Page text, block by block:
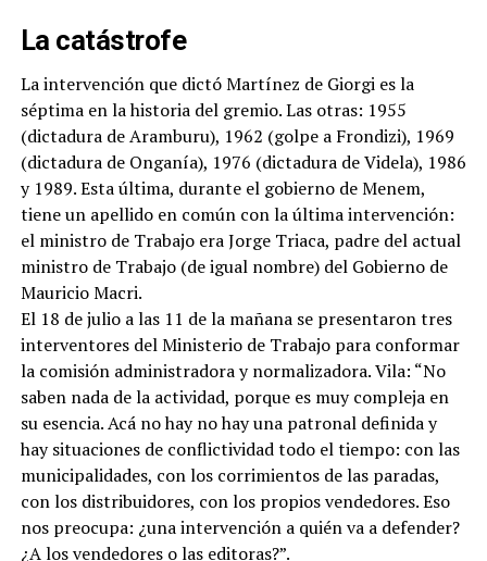
La catástrofe
La intervención que dictó Martínez de Giorgi es la
séptima en la historia del gremio. Las otras: 1955
(dictadura de Aramburu), 1962 (golpe a Frondizi), 1969
(dictadura de Onganía), 1976 (dictadura de Videla), 1986
y 1989. Esta última, durante el gobierno de Menem,
tiene un apellido en común con la última intervención:
el ministro de Trabajo era Jorge Triaca, padre del actual
ministro de Trabajo (de igual nombre) del Gobierno de
Mauricio Macri.
El 18 de julio a las 11 de la mañana se presentaron tres
interventores del Ministerio de Trabajo para conformar
la comisión administradora y normalizadora. Vila: “No
saben nada de la actividad, porque es muy compleja en
su esencia. Acá no hay no hay una patronal definida y
hay situaciones de conflictividad todo el tiempo: con las
municipalidades, con los corrimientos de las paradas,
con los distribuidores, con los propios vendedores. Eso
nos preocupa: ¿una intervención a quién va a defender?
¿A los vendedores o las editoras?”.